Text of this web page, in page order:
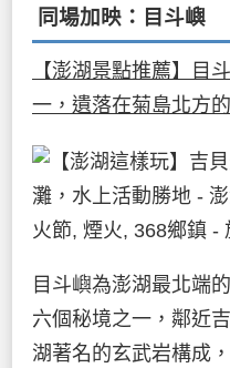
同場加映：目斗嶼
【澎湖景點推薦】目
一，遺落在菊島北方
目斗嶼為澎湖最北端
六個秘境之一，鄰近
湖著名的玄武岩構成